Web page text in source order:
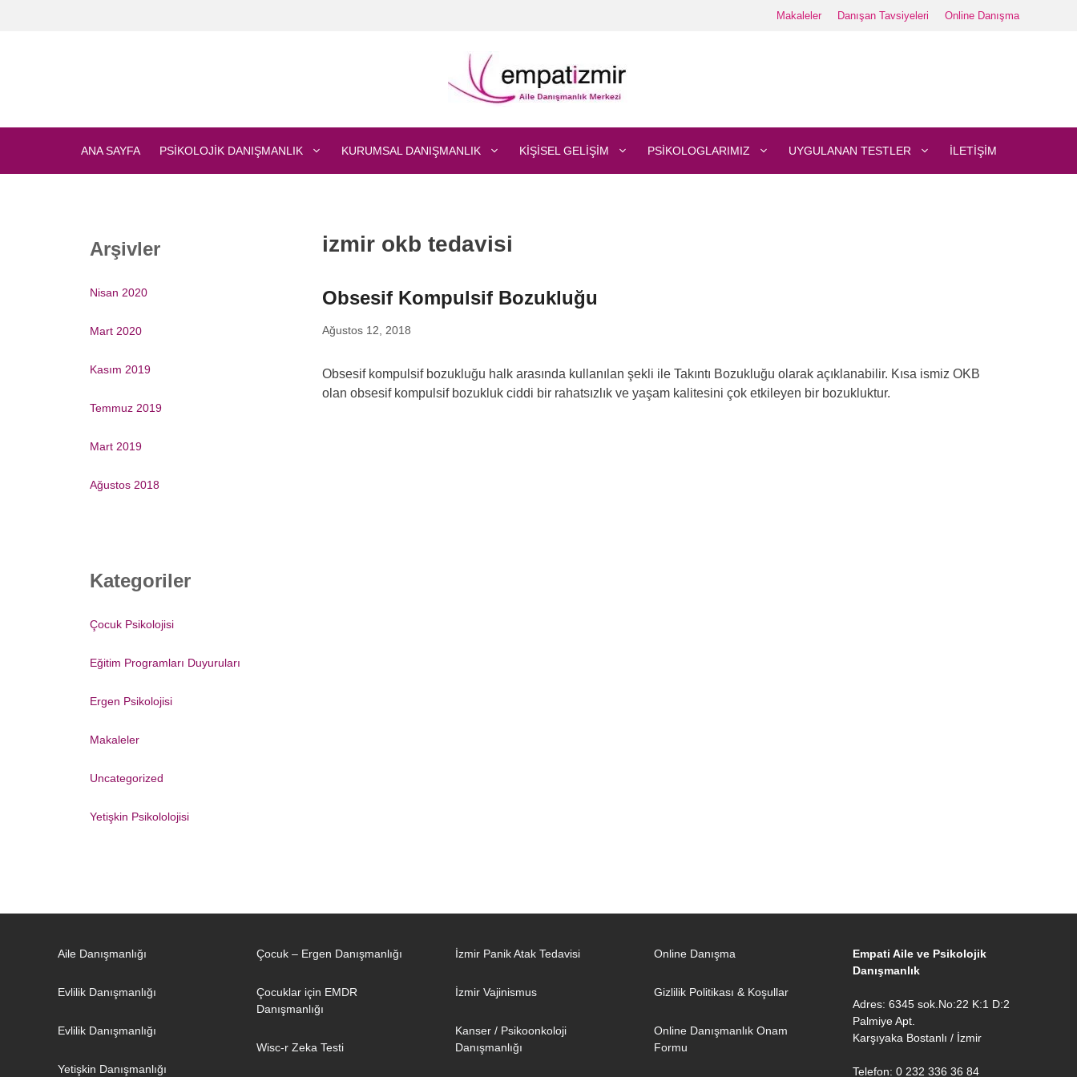
Makaleler Danışan Tavsiyeleri Online Danışma
ANA SAYFA PSIKOLOJIK DANIŞMANLIK KURUMSAL DANIŞMANLIK KIŞISEL GELIŞIM PSIKOLOGLARIMIZ UYGULANAN TESTLER İLETIŞIM
izmir okb tedavisi
Obsesif Kompulsif Bozukluğu
Ağustos 12, 2018
Obsesif kompulsif bozukluğu halk arasında kullanılan şekli ile Takıntı Bozukluğu olarak açıklanabilir. Kısa ismiz OKB
olan obsesif kompulsif bozukluk ciddi bir rahatsızlık ve yaşam kalitesini çok etkileyen bir bozukluktur.
Arşivler
Nisan 2020
Mart 2020
Kasım 2019
Temmuz 2019
Mart 2019
Ağustos 2018
Kategoriler
Çocuk Psikolojisi
Eğitim Programları Duyuruları
Ergen Psikolojisi
Makaleler
Uncategorized
Yetişkin Psikololojisi
Aile Danışmanlığı
Evlilik Danışmanlığı
Evlilik Danışmanlığı
Yetişkin Danışmanlığı
Çocuk – Ergen Danışmanlığı
Çocuklar için EMDR
Danışmanlığı
Wisc-r Zeka Testi
İzmir Panik Atak Tedavisi
İzmir Vajinismus
Kanser / Psikoonkoloji
Danışmanlığı
Online Danışma
Gizlilik Politikası & Koşullar
Online Danışmanlık Onam
Formu
Empati Aile ve Psikolojik
Danışmanlık
Adres: 6345 sok.No:22 K:1 D:2
Palmiye Apt.
Karşıyaka Bostanlı / İzmir
Telefon: 0 232 336 36 84